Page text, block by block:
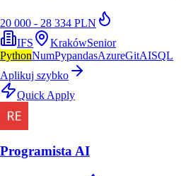
20 000 - 28 334 PLN
IFS
KrakówSenior
PythonNumPypandasAzureGitAISQL
Aplikuj szybko
Quick Apply
Programista AI